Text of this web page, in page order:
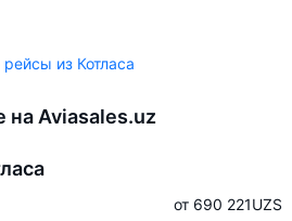
из Котласа
Aviasales.uz
от 690 221UZS